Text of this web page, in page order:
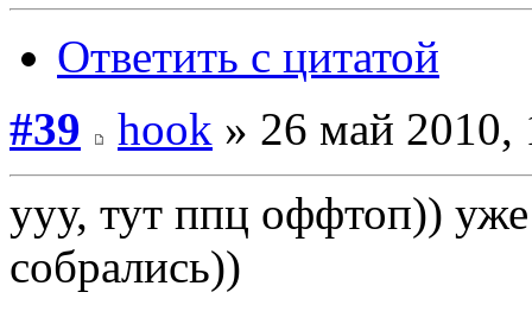
Ответить с цитатой
#39
hook » 26 май 2010,
ууу, тут ппц оффтоп)) уже
собрались))